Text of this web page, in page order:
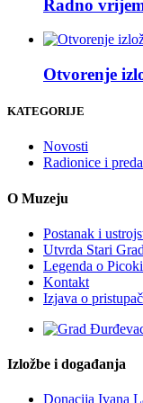
Radno
Otvorenje
KATEGORIJE
Novosti
Radionice i
O Muzeju
Postanak i
Utvrda Stari Grad
Legenda o
Kontakt
Izjava o
Izložbe i događanja
Donacija Ivana